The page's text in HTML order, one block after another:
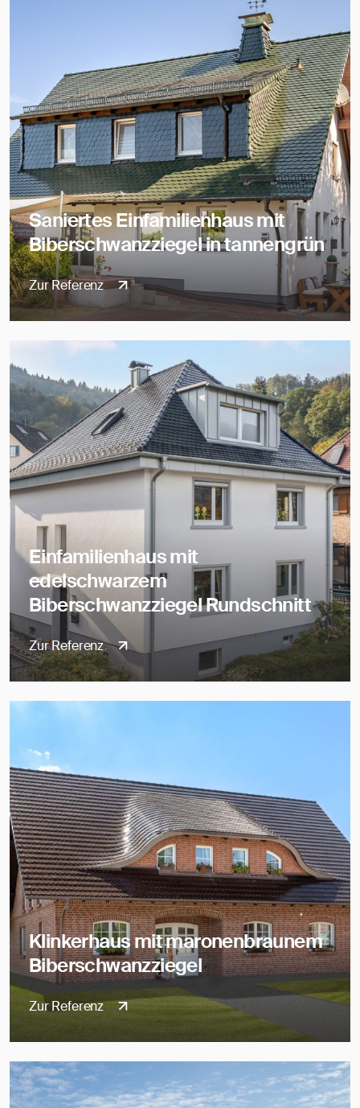
Saniertes Einfamilienhaus mit
Biberschwanzziegel in tannengrün
Zur Referenz
Einfamilienhaus mit
edelschwarzem
Biberschwanzziegel Rundschnitt
Zur Referenz
Klinkerhaus mit maronenbraunem
Biberschwanzziegel
Zur Referenz